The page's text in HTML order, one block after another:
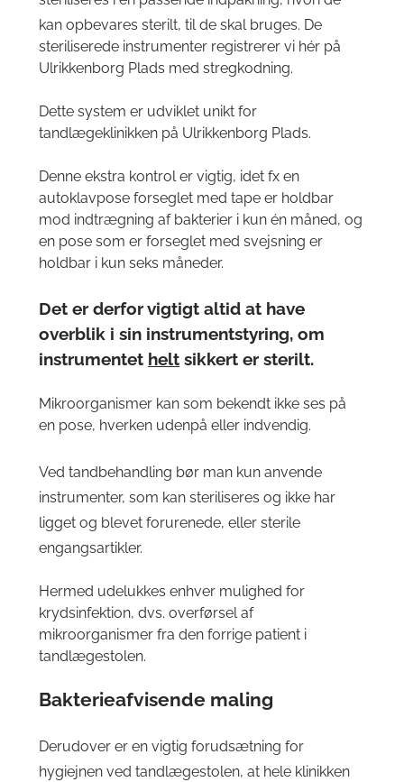
kan opbevares sterilt, til de skal bruges. De
steriliserede instrumenter registrerer vi hér på
Ulrikkenborg Plads med stregkodning.
Dette system er udviklet unikt for
tandlægeklinikken på Ulrikkenborg Plads.
Denne ekstra kontrol er vigtig, idet fx en
autoklavpose forseglet med tape er holdbar
mod indtrægning af bakterier i kun én måned, og
en pose som er forseglet med svejsning er
holdbar i kun seks måneder.
Det er derfor vigtigt altid at have
overblik i sin instrumentstyring, om
instrumentet helt sikkert er sterilt.
Mikroorganismer kan som bekendt ikke ses på
en pose, hverken udenpå eller indvendig.
Ved tandbehandling bør man kun anvende
instrumenter, som kan steriliseres og ikke har
ligget og blevet forurenede, eller sterile
engangsartikler.
Hermed udelukkes enhver mulighed for
krydsinfektion, dvs. overførsel af
mikroorganismer fra den forrige patient i
tandlægestolen.
Bakterieafvisende maling
Derudover er en vigtig forudsætning for
hygiejnen ved tandlægestolen, at hele klinikken